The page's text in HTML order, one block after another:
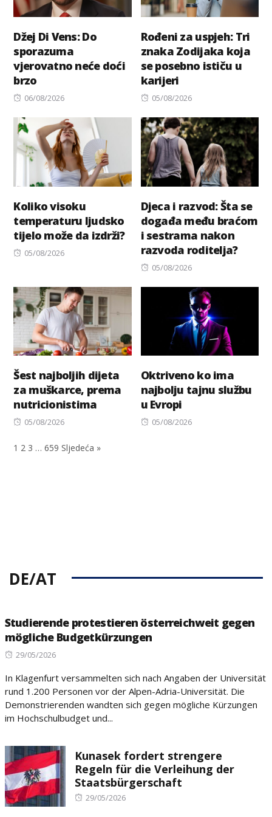
Džej Di Vens: Do
sporazuma
vjerovatno neće doći
brzo
Posted
06/08/2026
Rođeni za uspjeh: Tri
znaka Zodijaka koja
se posebno ističu u
karijeri
Posted
05/08/2026
Koliko visoku
temperaturu ljudsko
tijelo može da izdrži?
Posted
05/08/2026
Djeca i razvod: Šta se
događa među braćom
i sestrama nakon
razvoda roditelja?
Posted
05/08/2026
Šest najboljih dijeta
za muškarce, prema
nutricionistima
Posted
05/08/2026
Oktriveno ko ima
najbolju tajnu službu
u Evropi
Posted
05/08/2026
1 2 3 … 659 Sljedeća »
DE/AT
Studierende protestieren österreichweit gegen
mögliche Budgetkürzungen
Posted
29/05/2026
In Klagenfurt versammelten sich nach Angaben der Universität
rund 1.200 Personen vor der Alpen-Adria-Universität. Die
Demonstrierenden wandten sich gegen mögliche Kürzungen
im Hochschulbudget und...
Kunasek fordert strengere
Regeln für die Verleihung der
Staatsbürgerschaft
Posted
29/05/2026